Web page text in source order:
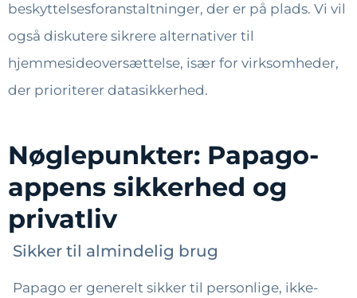
beskyttelsesforanstaltninger, der er på plads. Vi vil
også diskutere sikrere alternativer til
hjemmesideoversættelse, især for virksomheder,
der prioriterer datasikkerhed.
Nøglepunkter: Papago-
appens sikkerhed og
privatliv
Sikker til almindelig brug
Papago er generelt sikker til personlige, ikke-